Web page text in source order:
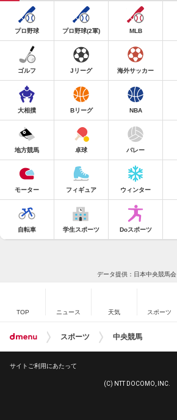
プロ野球 プロ野球(2軍) MLB
ゴルフ Jリーグ 海外サッカー
大相撲 Bリーグ NBA
地方競馬 卓球 バレー
モーター フィギュア ウィンター
自転車 学生スポーツ Doスポーツ
データ提供：日本中央競馬会
TOP ニュース 天気 スポーツ
スポーツ 中央競馬
サイトご利用にあたって
(C) NTT DOCOMO, INC.